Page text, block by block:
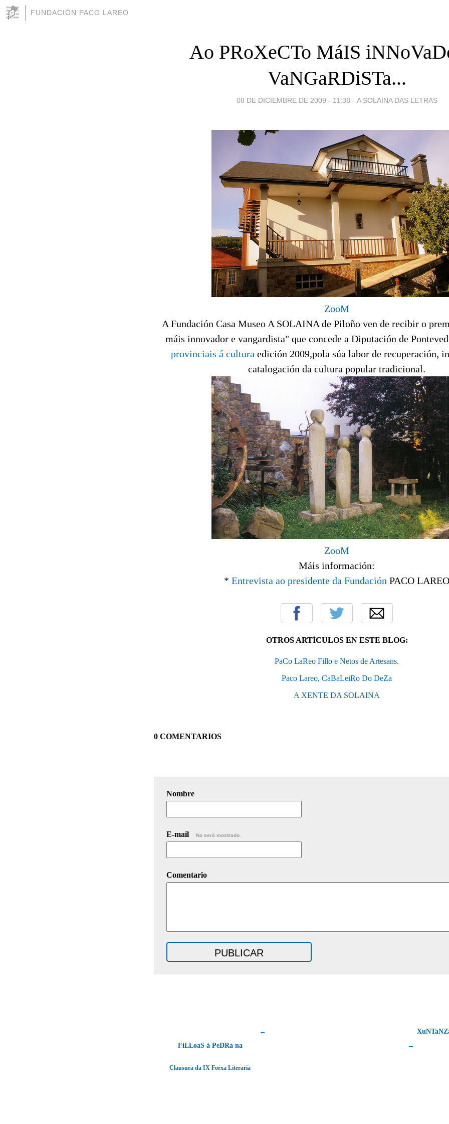
FUNDACIÓN PACO LAREO
Ao PRoXeCTo MáIS
VaNGaRDiSTa...
08 DE DICIEMBRE DE 2009 - 11:38 - A SOLAINA DAS LETRAS
ZooM
A Fundación Casa Museo A SOLAINA de Piloño ven de recibir o
máis innovador e vangardista" que concede a Diputación de
provinciais á cultura edición 2009,pola súa labor de recuperación,
catalogación da cultura popular tradicional.
ZooM
Máis información:
* Entrevista ao presidente da Fundación PACO LAREO
OTROS ARTÍCULOS EN ESTE BLOG:
PaCo LaReo Fillo e Netos de Artesans.
Paco Lareo, CaBaLeiRo Do DeZa
A XENTE DA SOLAINA
0 COMENTARIOS
Nombre
E-mail No será mostrado.
Comentario
←
FiLLoaS á PeDRa na
Clausura da IX Forxa Literaria
→